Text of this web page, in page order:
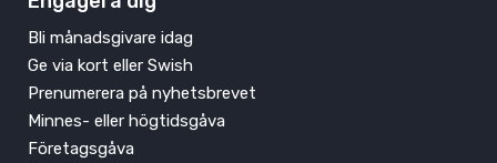
Bli månadsgivare idag
Ge via kort eller Swish
Prenumerera på nyhetsbrevet
Minnes- eller högtidsgåva
Företagsgåva